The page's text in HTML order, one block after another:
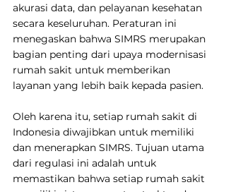
akurasi data, dan pelayanan kesehatan
secara keseluruhan. Peraturan ini
menegaskan bahwa SIMRS merupakan
bagian penting dari upaya modernisasi
rumah sakit untuk memberikan
layanan yang lebih baik kepada pasien.
Oleh karena itu, setiap rumah sakit di
Indonesia diwajibkan untuk memiliki
dan menerapkan SIMRS. Tujuan utama
dari regulasi ini adalah untuk
memastikan bahwa setiap rumah sakit